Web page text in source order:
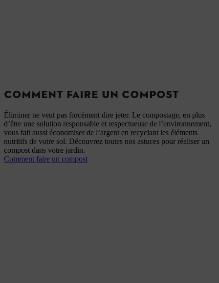
COMMENT FAIRE UN COMPOST
Éliminer ne veut pas forcément dire jeter. Le compostage, en plus
d’être une solution responsable et respectueuse de l’environnement,
vous fait aussi économiser de l’argent en recyclant les éléments
nutritifs de votre sol. Découvrez toutes nos astuces pour réaliser un
compost dans votre jardin.
Comment faire un compost